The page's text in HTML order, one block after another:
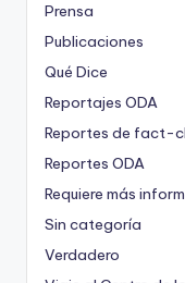
Prensa
Publicaciones
Qué Dice
Reportajes ODA
Reportes de fact-
Reportes ODA
Requiere más
Sin categoría
Verdadero